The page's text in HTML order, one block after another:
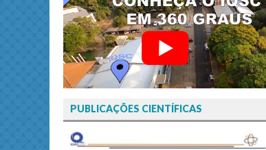
PUBLICAÇÕES CIENTÍFICAS